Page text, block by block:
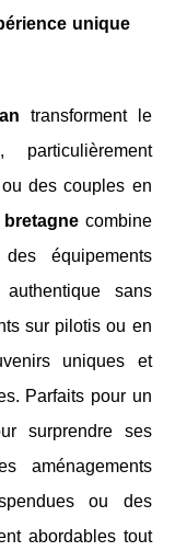
unique
transforment le
des couples en
combine
équipements
sans
sur pilotis ou en
uniques et
Parfaits pour un
surprendre ses
aménagements
ou des
abordables tout